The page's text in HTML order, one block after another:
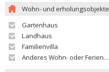
Wohn- und erholungsobjekte
Gartenhaus
Landhaus
Familienvilla
Anderes Wohn- oder Ferienobjekt